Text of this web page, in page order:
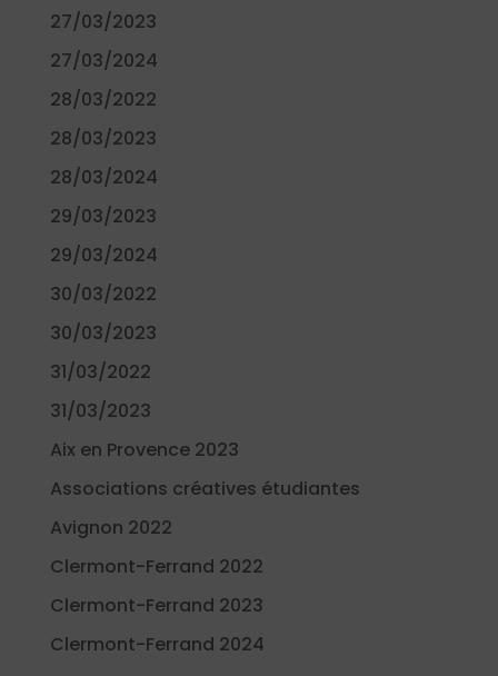
27/03/2023
27/03/2024
28/03/2022
28/03/2023
28/03/2024
29/03/2023
29/03/2024
30/03/2022
30/03/2023
31/03/2022
31/03/2023
Aix en Provence 2023
Associations créatives étudiantes
Avignon 2022
Clermont-Ferrand 2022
Clermont-Ferrand 2023
Clermont-Ferrand 2024